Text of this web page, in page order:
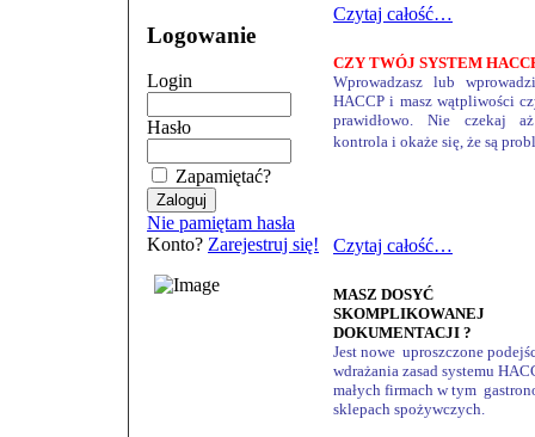
Logowanie
Login
Hasło
Zapamiętać?
Nie pamiętam hasła
Konto? Zarejestruj się!
Czytaj całość…
CZY TWÓJ SYSTEM
Wprowadzasz lub
HACCP i masz wątpliwości
prawidłowo. Nie czekaj
kontrola i okaże się, że są
Czytaj całość…
MASZ DOSYĆ
SKOMPLIKOWANEJ
DOKUMENTACJI ?
Jest nowe uproszczone
wdrażania zasad systemu
małych firmach w tym
sklepach spożywczych.